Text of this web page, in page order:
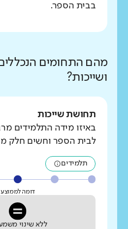
בבית הספר.
מהם התחומים
ושייכות?
תחושת שייכות
באיזו מידה התלמידים
לבית הספר וחשים חלק
תלמידים
דומה לממוצע
ללא שינוי